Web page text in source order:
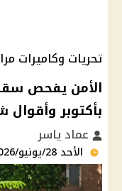
تحريات وكاميرات
الأمن يفحص
بأكتوبر وأقوال
عماد ياسر
الأحد 28/يونيو/2026 - 01:01 ص